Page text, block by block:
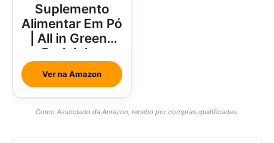
Suplemento
Alimentar Em Pó
| All in Greens
Brainjuice
Abacaxi Com
Hortelã
Ver na Amazon
Como Associado da Amazon, recebo por compras qualificadas.